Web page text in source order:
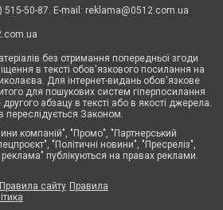
515-50-87. E-mail: reklama@0512.com.ua
без отримання попередньої згоди
в тексті обов'язкового посилання на
Для інтернет-видань обов'язкове
для пошукових систем гіперпосилання
абзацу в тексті або в якості джерела.
переслідується Законом.
компаній", "Промо", "Партнерський
"Політичні новини", "Пресреліз",
реклама" публікуються на правах реклами.
Правила сайту Правила